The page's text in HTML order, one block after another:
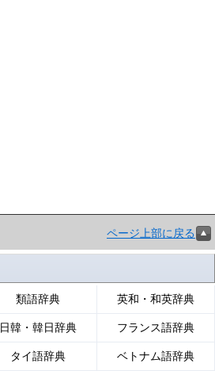
ページ上部に戻る
類語辞典 英和・和英辞典
日韓・韓日辞典 フランス語辞典
タイ語辞典 ベトナム語辞典